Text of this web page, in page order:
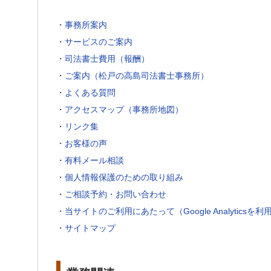
・ 事務所案内
・ サービスのご案内
・ 司法書士費用（報酬）
・ ご案内（松戸の高島司法書士事務所）
・ よくある質問
・ アクセスマップ（事務所地図）
・ リンク集
・ お客様の声
・ 有料メール相談
・ 個人情報保護のための取り組み
・ ご相談予約・お問い合わせ
・ 当サイトのご利用にあたって（Google Analyticsを利
・ サイトマップ